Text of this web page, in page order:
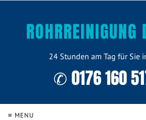
ROHRREINIGUNG
24 Stunden am Tag für Sie
✆ 0176 160
≡ MENU